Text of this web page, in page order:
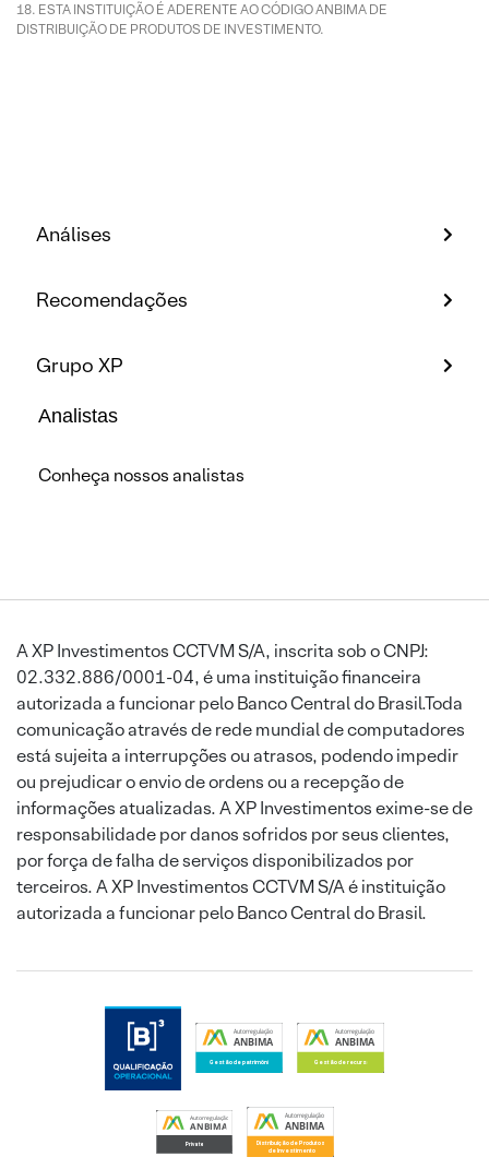
ESTA INSTITUIÇÃO É ADERENTE AO CÓDIGO ANBIMA DE
DISTRIBUIÇÃO DE PRODUTOS DE INVESTIMENTO.
Análises
Recomendações
Grupo XP
Analistas
Conheça nossos analistas
A XP Investimentos CCTVM S/A, inscrita sob o CNPJ:
02.332.886/0001-04, é uma instituição financeira
autorizada a funcionar pelo Banco Central do Brasil.Toda
comunicação através de rede mundial de computadores
está sujeita a interrupções ou atrasos, podendo impedir
ou prejudicar o envio de ordens ou a recepção de
informações atualizadas. A XP Investimentos exime-se de
responsabilidade por danos sofridos por seus clientes,
por força de falha de serviços disponibilizados por
terceiros. A XP Investimentos CCTVM S/A é instituição
autorizada a funcionar pelo Banco Central do Brasil.